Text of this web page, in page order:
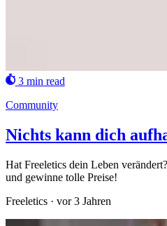
3 min read
Community
Nichts kann dich
Hat Freeletics dein Leben
und gewinne tolle Preise!
Freeletics · vor 3 Jahren